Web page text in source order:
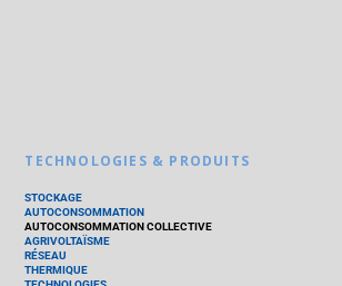
TECHNOLOGIES & PRODUITS
STOCKAGE
AUTOCONSOMMATION
AUTOCONSOMMATION COLLECTIVE
AGRIVOLTAÏSME
RÉSEAU
THERMIQUE